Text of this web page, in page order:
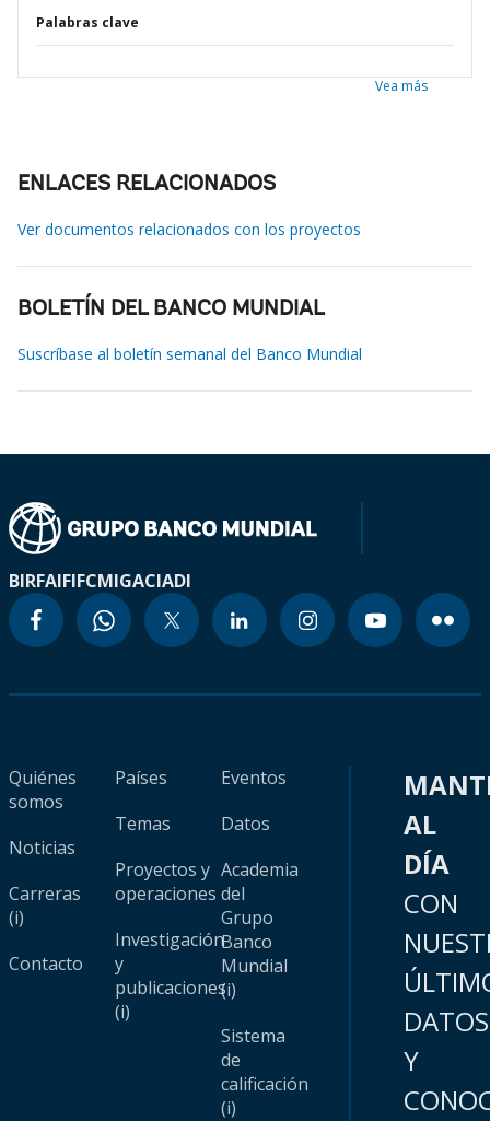
Palabras clave
Vea más
ENLACES RELACIONADOS
Ver documentos relacionados con los proyectos
BOLETÍN DEL BANCO MUNDIAL
Suscríbase al boletín semanal del Banco Mundial
BIRFAIFIFCMIGACIADI
Quiénes
somos
Noticias
Carreras
(i)
Contacto
Países
Temas
Proyectos y
operaciones
Investigación
y
publicaciones
(i)
Eventos
Datos
Academia
del
Grupo
Banco
Mundial
(i)
Sistema
de
calificación
(i)
AL
DÍA
CON
DATOS
Y